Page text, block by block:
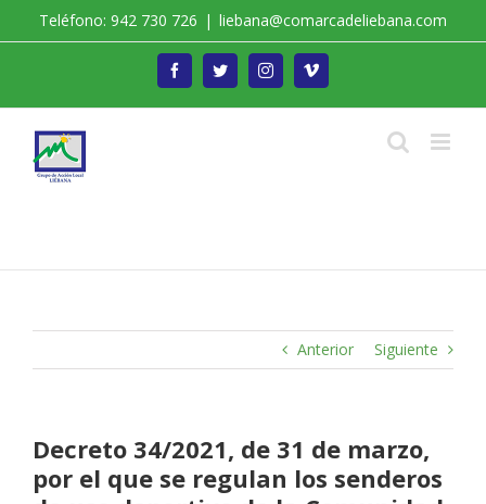
Teléfono: 942 730 726 | liebana@comarcadeliebana.com
FacebookTwitterInstagramVimeo
Anterior Siguiente
Decreto 34/2021, de 31 de marzo,
por el que se regulan los senderos